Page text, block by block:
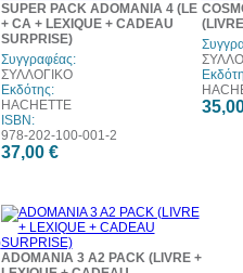
SUPER PACK ADOMANIA 4 (LE
+ CA + LEXIQUE + CADEAU
SURPRISE)
Συγγραφέας:
ΣΥΛΛΟΓΙΚΟ
Εκδότης:
HACHETTE
ISBN:
978-202-100-001-2
37,00 €
ADOMANIA 3 A2 PACK (LIVRE +